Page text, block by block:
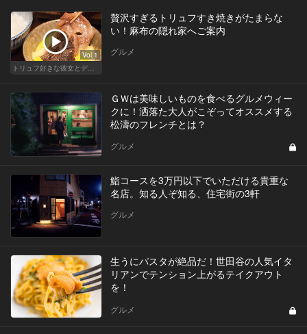
Vol.1
トリュフ好きな彼女とデートにおすすめ！東京の人気店
贅沢すぎるトリュフすき焼きがたまらな
い！麻布の隠れ家へご案内
グルメ
ＧＷは美味しいものを食べるグルメウィー
クに！洒落た大人がこぞってオススメする
松濤のフレンチとは？
グルメ
鮨コースを3万円以下でいただける貴重な
名店。知る人ぞ知る、住宅街の3軒
グルメ
生うにパスタが絶品だ！世田谷の人気イタ
リアンでテンション上がるテイクアウト
を！
グルメ